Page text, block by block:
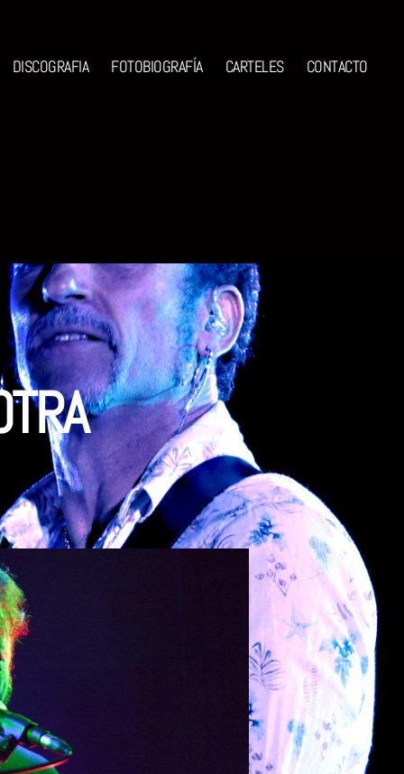
DISCOGRAFIA FOTOBIOGRAFÍA CARTELES CONTACTO
UNA